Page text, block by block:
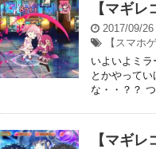
【マギ
2017/09/26
【スマホ
いよいよミ
とかやって
な・・？？
【マギ